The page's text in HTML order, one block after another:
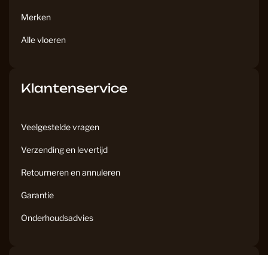
Merken
Alle vloeren
Klantenservice
Veelgestelde vragen
Verzending en levertijd
Retourneren en annuleren
Garantie
Onderhoudsadvies